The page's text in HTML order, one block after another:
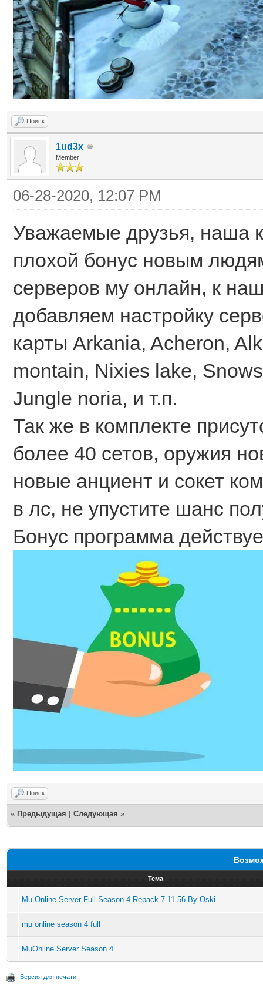
Поиск
1ud3x
Member
06-28-2020, 12:07 PM
Уважаемые друзья, наша
плохой бонус новым
серверов му онлайн, к
добавляем настройку
карты Arkania, Acheron,
montain, Nixies lake,
Jungle noria, и т.п.
Так же в комплекте
более 40 сетов, оружия
новые анциент и сокет
в лс, не упустите шанс
Бонус программа
Поиск
« Предыдущая Следующая »
Тема
Mu Online Server Full Season 4 Repack 7.11.56 By Oski
mu online season 4 full
MuOnline Server Season 4
Версия для печати